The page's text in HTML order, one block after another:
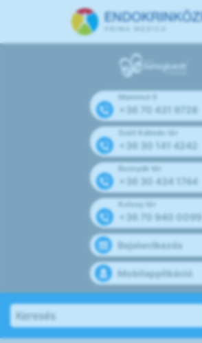
Mammut II
+36 70 431 9728
Széll Kálmán tér
+36 30 141 4242
Bosnyák tér
+36 30 434 1744
Kolosy tér
+36 70 940 0099
Bejelentkezés
Mobilapplikáció